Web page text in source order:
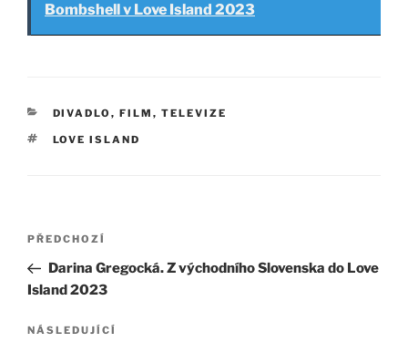
Bombshell v Love Island 2023
RUBRIKY
DIVADLO, FILM, TELEVIZE
ŠTÍTKY
LOVE ISLAND
Navigace
příspěvek
Předchozí
příspěvek
PŘEDCHOZÍ
Darina Gregocká. Z východního Slovenska do Love
Island 2023
Následující
NÁSLEDUJÍCÍ